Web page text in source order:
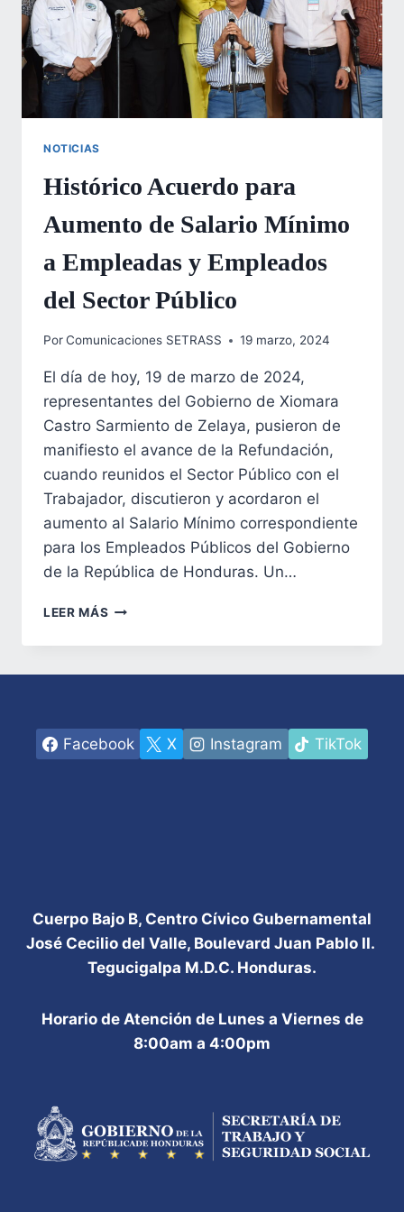
NOTICIAS
Histórico Acuerdo para
Aumento de Salario Mínimo
a Empleadas y Empleados
del Sector Público
PorComunicaciones SETRASS 19 marzo, 2024
El día de hoy, 19 de marzo de 2024,
representantes del Gobierno de Xiomara
Castro Sarmiento de Zelaya, pusieron de
manifiesto el avance de la Refundación,
cuando reunidos el Sector Público con el
Trabajador, discutieron y acordaron el
aumento al Salario Mínimo correspondiente
para los Empleados Públicos del Gobierno
de la República de Honduras. Un…
LEER MÁS HISTÓRICO
PARA
A
EMPLEADAS
Facebook X Instagram TikTok
Cuerpo Bajo B, Centro Cívico Gubernamental
José Cecilio del Valle, Boulevard Juan Pablo II.
Tegucigalpa M.D.C. Honduras.
Horario de Atención de Lunes a Viernes de
8:00am a 4:00pm